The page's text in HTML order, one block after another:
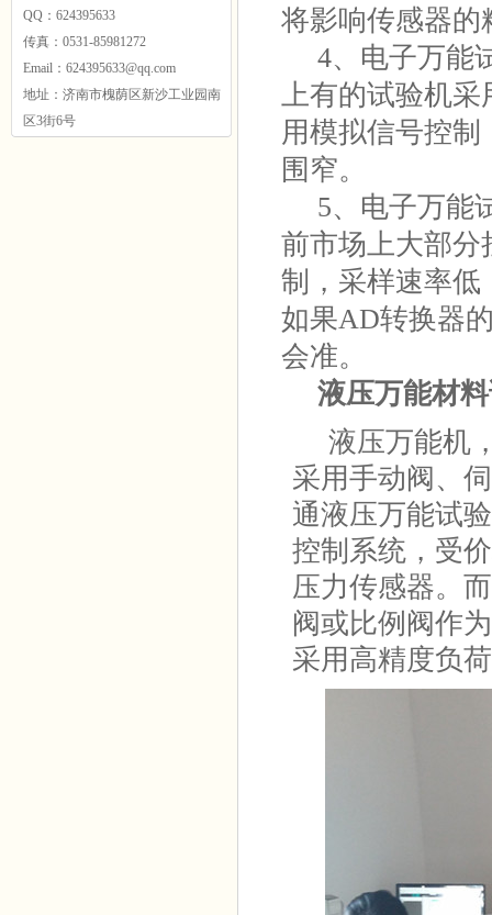
QQ：624395633
传真：0531-85981272
Email：624395633@qq.com
地址：济南市槐荫区新沙工业园南
区3街6号
将影响传感器的
4、电子万能
上有的试验机采
用模拟信号控
围窄。
5、电子万能
前市场上大部分
制，采样速率低
如果AD转换器
会准。
液压万能材
液压万能机
采用手动阀、
通液压万能试
控制系统，受
压力传感器。
阀或比例阀作
采用高精度负